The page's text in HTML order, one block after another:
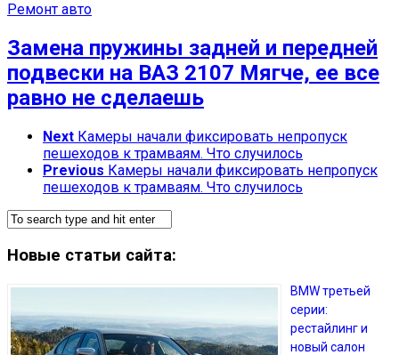
Ремонт авто
Замена пружины задней и передней
подвески на ВАЗ 2107 Мягче, ее все
равно не сделаешь
Next Камеры начали фиксировать непропуск
пешеходов к трамваям. Что случилось
Previous Камеры начали фиксировать непропуск
пешеходов к трамваям. Что случилось
Новые статьи сайта:
BMW третьей
серии:
рестайлинг и
новый салон